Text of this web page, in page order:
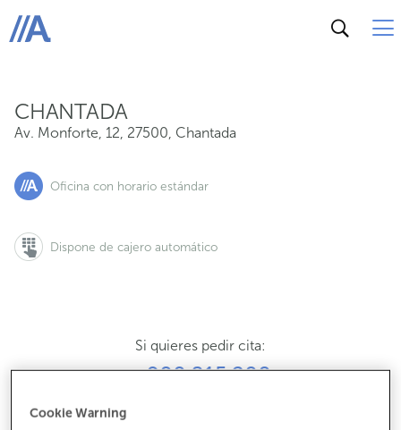
ABANCA
CHANTADA
Av. Monforte, 12, 27500, Chantada
Oficina con horario estándar
Dispone de cajero automático
Si quieres pedir cita:
900 815 200
Cookie Warning
Av. Monforte, 12, 27500, Chantada